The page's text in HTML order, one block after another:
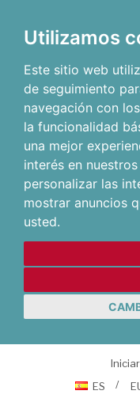
Utilizamos
Este sitio web
de seguimiento
navegación con
la funcionalidad
una mejor
interés en
personalizar las
mostrar anuncios
usted.
ES